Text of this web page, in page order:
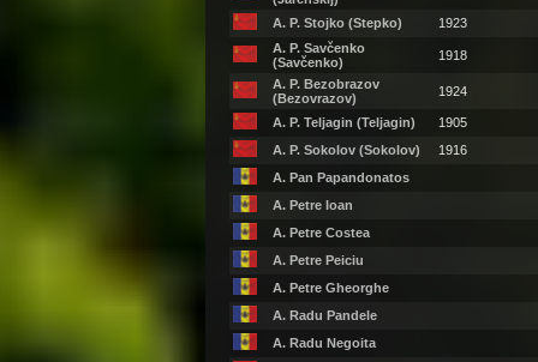
A. P. Stojko (Stepko)
1923
A. P. Savčenko
(Savčenko)
1918
A. P. Bezobrazov
(Bezovrazov)
1924
A. P. Teljagin (Teljagin)
1905
A. P. Sokolov (Sokolov)
1916
A. Pan Papandonatos
A. Petre Ioan
A. Petre Costea
A. Petre Peiciu
A. Petre Gheorghe
A. Radu Pandele
A. Radu Negoita